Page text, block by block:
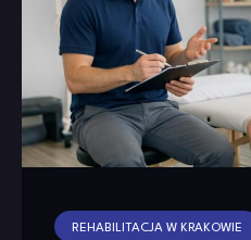
REHABILITACJA W KRAKOWIE